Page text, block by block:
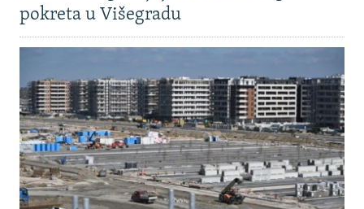
pokreta u Višegradu